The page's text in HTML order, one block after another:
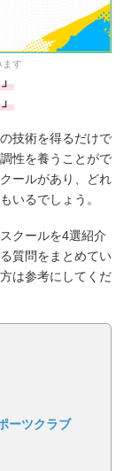
す
技術を得るだけで
性を養うことがで
ールがあり、どれ
いるでしょう。
クールを4選紹介
質問をまとめてい
は参考にしてくだ
ーツクラブ